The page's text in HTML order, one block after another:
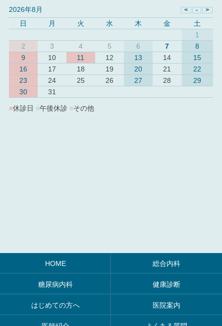
2026年8月
日
月 火 水 木 金
土
1
2
3 4 5 6 7
8
9
10 11 12 13 14
15
16
17 18 19 20 21
22
23
24 25 26 27 28
29
30
31
■休診日 ■午後休診 その他
HOME 総合内科
糖尿病内科 健康診断
はじめての方へ 医院案内